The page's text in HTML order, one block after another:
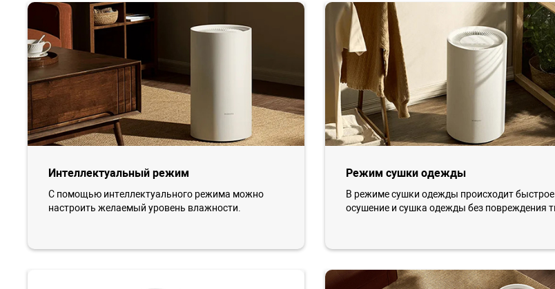
Интеллектуальный режим
С помощью интеллектуального режима можно
настроить желаемый уровень влажности.
Режим сушки одежды
В режиме сушки одежды происходит быстрое
осушение и сушка одежды без повреждения